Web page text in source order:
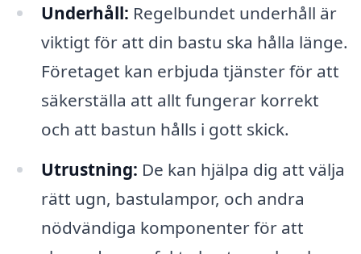
Underhåll: Regelbundet underhåll är
viktigt för att din bastu ska hålla länge.
Företaget kan erbjuda tjänster för att
säkerställa att allt fungerar korrekt
och att bastun hålls i gott skick.
Utrustning: De kan hjälpa dig att välja
rätt ugn, bastulampor, och andra
nödvändiga komponenter för att